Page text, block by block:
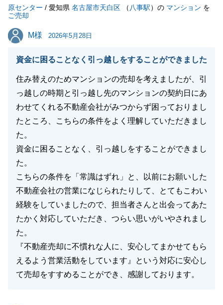
引き続き東急リバブルをご愛顧のほど、よろしくお願
い申し上げます。
閉じる
原センター / 愛知県 名古屋市天白区 （ 八事駅）の マンション を
ご売却
M様
M様 2026年5月28日
資金に困ることなく引っ越しをすることができました
住み替えのためマンションの売却を考えましたが、引
っ越しの時期と引っ越し先のマンションの契約日にあ
わせてくれる不動産会社がみつからず困っておりまし
たところ、こちらの条件をよく理解していただきまし
た。
資金に困ることなく、引っ越しをすることができまし
た。
こちらの条件を「常識はずれ」と、以前にお願いした
不動産会社の営業になじられたりして、とてもこわい
経験をしていましたので、担当者さんと出会ってあた
たかく対応していただき、つらい思いがいやされまし
た。
『不動産売却に不慣れな人に、安心してまかせてもら
えるよう営業活動をしています』という対応に安心し
て売却をすすめることができ、感謝しております。